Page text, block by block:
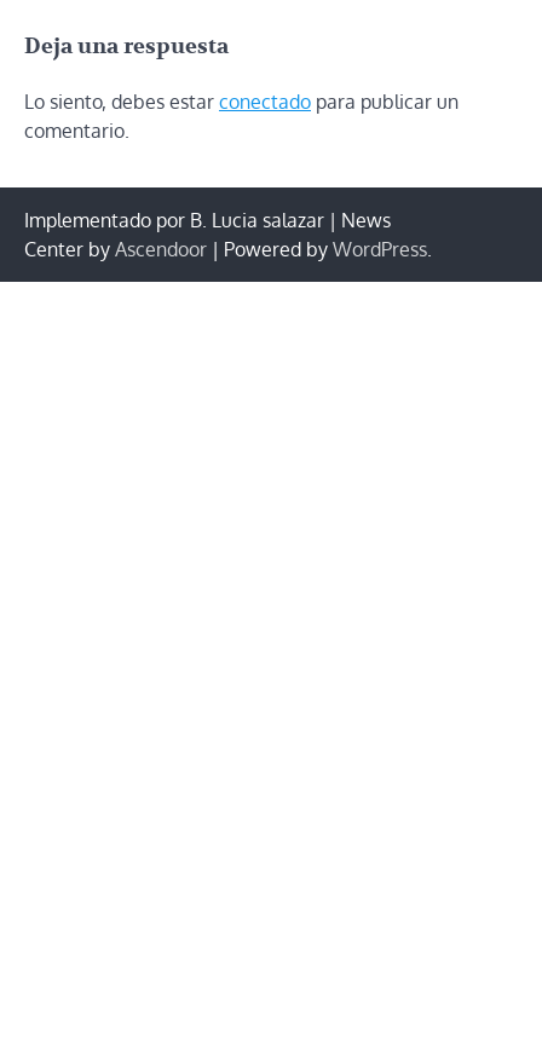
Deja una respuesta
Lo siento, debes estar conectado para publicar un
comentario.
Implementado por B. Lucia salazar | News
Center by Ascendoor | Powered by WordPress